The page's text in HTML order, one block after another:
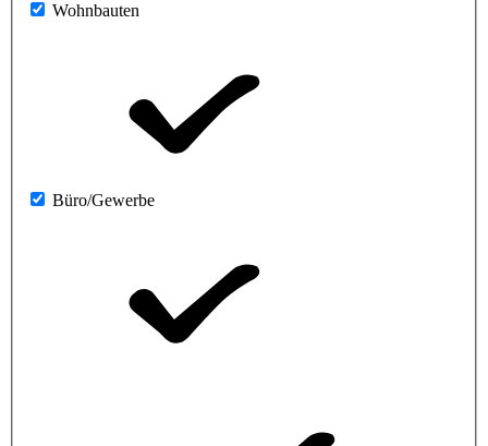
Wohnbauten
Büro/Gewerbe